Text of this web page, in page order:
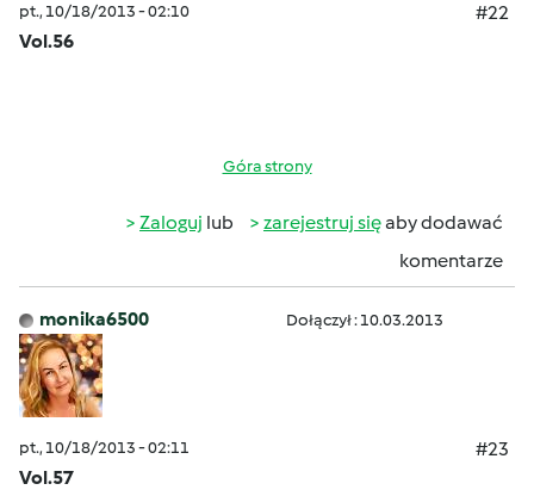
pt., 10/18/2013 - 02:10
#22
Vol.56
Góra strony
Zaloguj lub zarejestruj sięaby dodawać
komentarze
monika6500 Dołączył : 10.03.2013
pt., 10/18/2013 - 02:11
#23
Vol.57